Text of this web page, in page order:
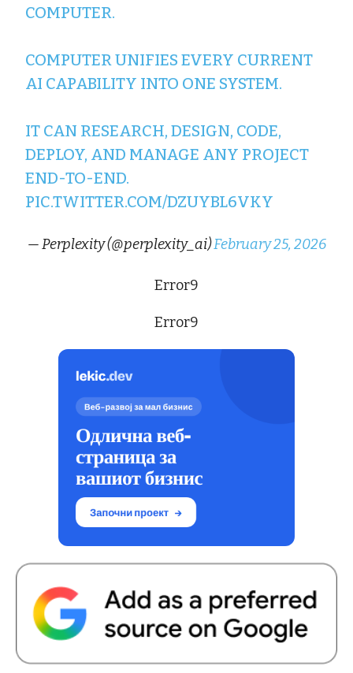
COMPUTER.
COMPUTER UNIFIES EVERY CURRENT
AI CAPABILITY INTO ONE SYSTEM.
IT CAN RESEARCH, DESIGN, CODE,
DEPLOY, AND MANAGE ANY PROJECT
END-TO-END.
PIC.TWITTER.COM/DZUYBL6VKY
— Perplexity (@perplexity_ai)February 25, 2026
Error9
Error9